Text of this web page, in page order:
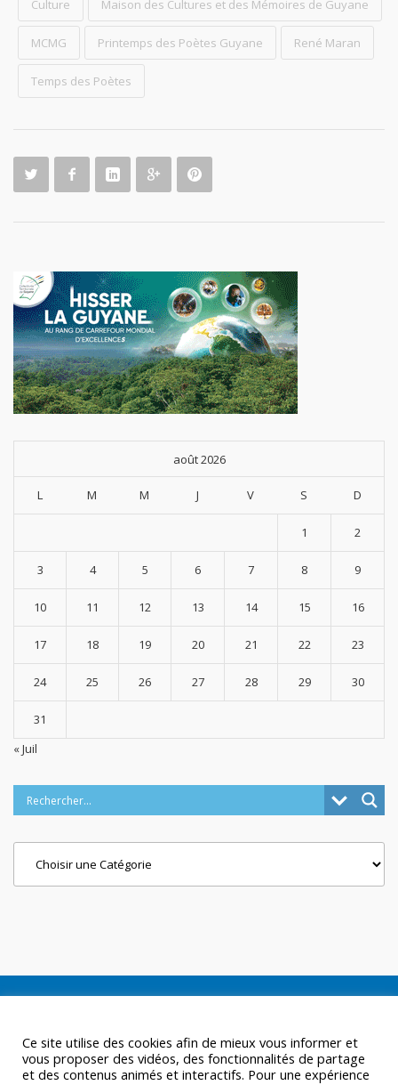
Culture Maison des Cultures et des Mémoires de Guyane
MCMG Printemps des Poètes Guyane René Maran
Temps des Poètes
août 2026
L M M J V S D
1 2
3 4 5 6 7 8 9
10 11 12 13 14 15 16
17 18 19 20 21 22 23
24 25 26 27 28 29 30
31
« Juil
Ce site utilise des cookies afin de mieux vous informer et
vous proposer des vidéos, des fonctionnalités de partage
et des contenus animés et interactifs. Pour une expérience